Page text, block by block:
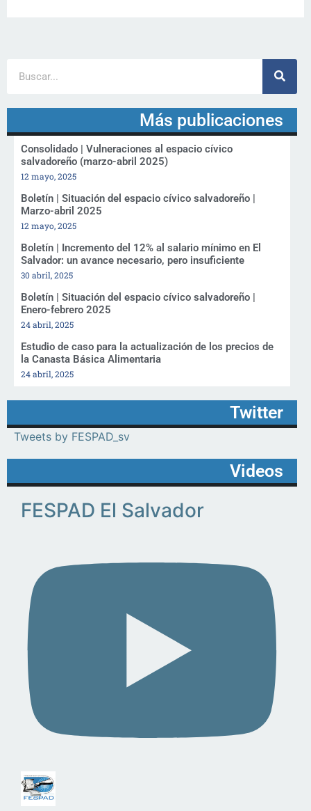
Más publicaciones
Consolidado | Vulneraciones al espacio cívico
salvadoreño (marzo-abril 2025)
12 mayo, 2025
Boletín | Situación del espacio cívico salvadoreño |
Marzo-abril 2025
12 mayo, 2025
Boletín | Incremento del 12% al salario mínimo en El
Salvador: un avance necesario, pero insuficiente
30 abril, 2025
Boletín | Situación del espacio cívico salvadoreño |
Enero-febrero 2025
24 abril, 2025
Estudio de caso para la actualización de los precios de
la Canasta Básica Alimentaria
24 abril, 2025
Twitter
Tweets by FESPAD_sv
Videos
FESPAD El Salvador